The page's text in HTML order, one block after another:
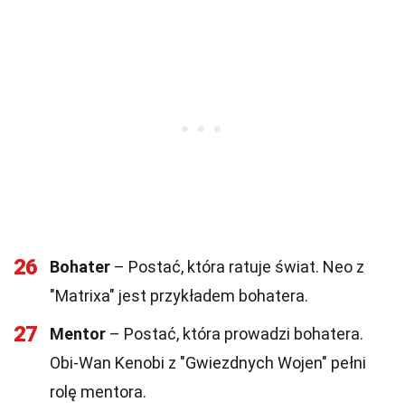
26 Bohater – Postać, która ratuje świat. Neo z
"Matrixa" jest przykładem bohatera.
27 Mentor – Postać, która prowadzi bohatera.
Obi-Wan Kenobi z "Gwiezdnych Wojen" pełni
rolę mentora.